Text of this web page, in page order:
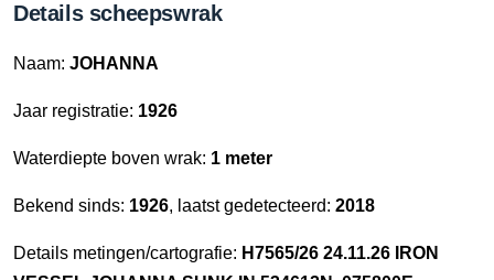
Details scheepswrak
Naam: JOHANNA
Jaar registratie: 1926
Waterdiepte boven wrak: 1 meter
Bekend sinds: 1926, laatst gedetecteerd: 2018
Details metingen/cartografie: H7565/26 24.11.26 IRON